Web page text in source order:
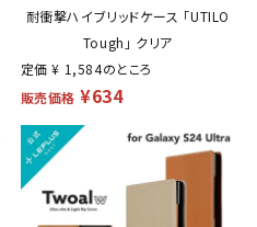
耐衝撃ハイブリッドケース 「UTILO
Tough」 クリア
定価 ¥ 1,584のところ
販売価格 ¥634